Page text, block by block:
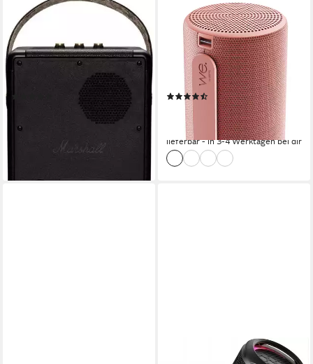
MARSHALL
Tufton Portable Bluetooth-
Speaker
Bluetooth Netzwerkstandard
15 W
Gesamtleistung
449,00 €
mtl. in 24 Raten
lieferbar in 3 Wochen
We. HEAR 2 coral red.
Bluetooth-Speaker
Bluetooth Netzwerkstandard
60 W
Gesamtleistung
17 Std.
Max. Akkulaufzeit
(25)
49,00 € UVP179,00 €
-73%
lieferbar - in 3-4 Werktagen bei dir